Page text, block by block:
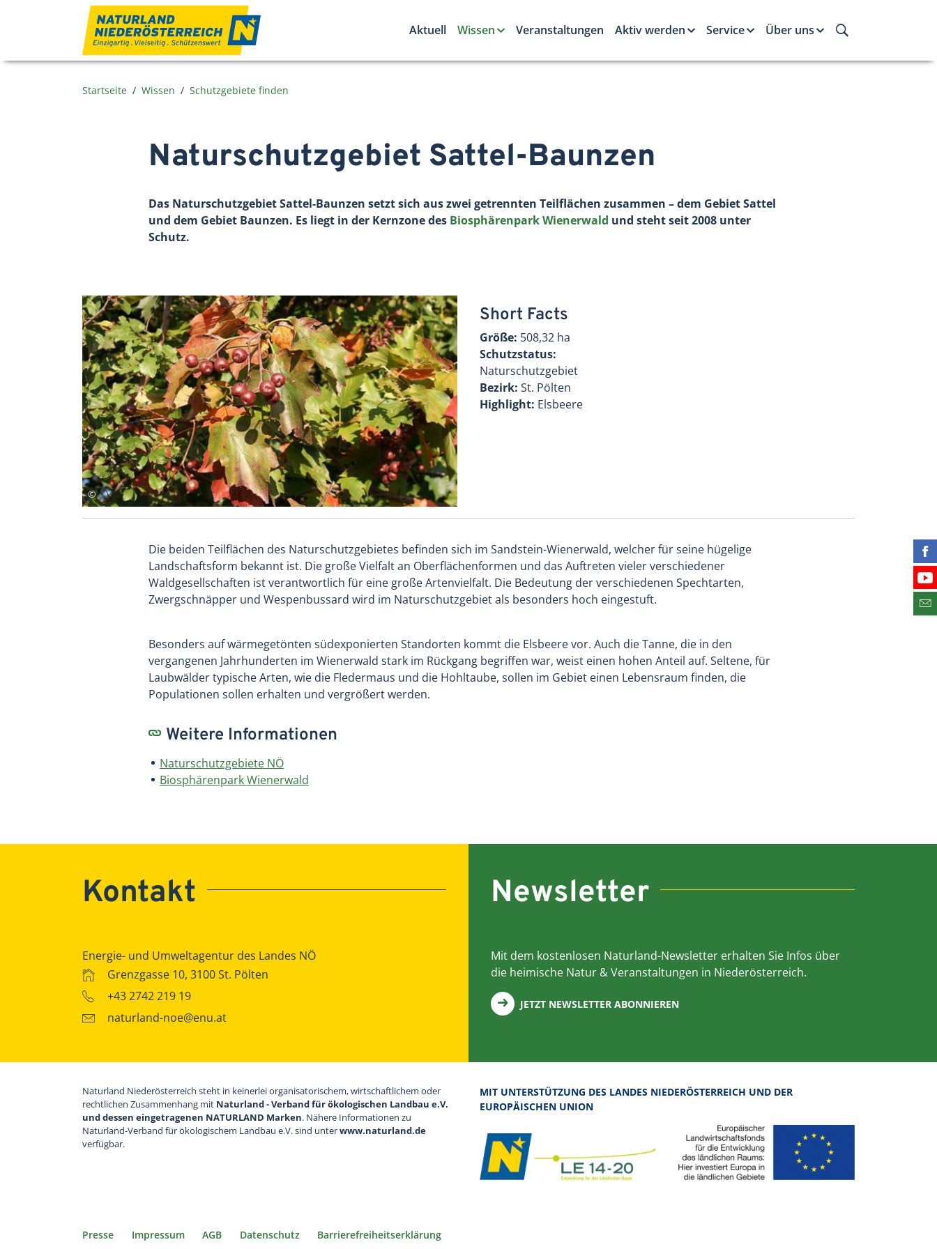
Aktuell
Wissen Veranstaltungen Aktiv werden Service Über uns
Startseite Wissen Schutzgebiete finden
Naturschutzgebiet Sattel-Baunzen
Das Naturschutzgebiet Sattel-Baunzen setzt sich aus zwei getrennten Teilflächen zusammen – dem Gebiet Sattel
und dem Gebiet Baunzen. Es liegt in der Kernzone des Biosphärenpark Wienerwald und steht seit 2008 unter
Schutz.
Short Facts
Größe: 508,32 ha
Schutzstatus:
Naturschutzgebiet
Bezirk: St. Pölten
Highlight: Elsbeere
Die beiden Teilflächen des Naturschutzgebietes befinden sich im Sandstein-Wienerwald, welcher für seine hügelige
Landschaftsform bekannt ist. Die große Vielfalt an Oberflächenformen und das Auftreten vieler verschiedener
Waldgesellschaften ist verantwortlich für eine große Artenvielfalt. Die Bedeutung der verschiedenen Spechtarten,
Zwergschnäpper und Wespenbussard wird im Naturschutzgebiet als besonders hoch eingestuft.
Besonders auf wärmegetönten südexponierten Standorten kommt die Elsbeere vor. Auch die Tanne, die in den
vergangenen Jahrhunderten im Wienerwald stark im Rückgang begriffen war, weist einen hohen Anteil auf. Seltene, für
Laubwälder typische Arten, wie die Fledermaus und die Hohltaube, sollen im Gebiet einen Lebensraum finden, die
Populationen sollen erhalten und vergrößert werden.
Weitere Informationen
Naturschutzgebiete NÖ
Biosphärenpark Wienerwald
Newsletter
Mit dem kostenlosen Naturland-Newsletter erhalten Sie Infos über
die heimische Natur & Veranstaltungen in Niederösterreich.
JETZT NEWSLETTER ABONNIEREN
Kontakt
Energie- und Umweltagentur des Landes NÖ
Grenzgasse 10, 3100 St. Pölten
+43 2742 219 19
naturland-noe@enu.at
Naturland Niederösterreich steht in keinerlei organisatorischem, wirtschaftlichem oder
rechtlichen Zusammenhang mit Naturland - Verband für ökologischen Landbau e.V.
und dessen eingetragenen NATURLAND Marken. Nähere Informationen zu
Naturland-Verband für ökologischem Landbau e.V. sind unterwww.naturland.de
verfügbar.
MIT UNTERSTÜTZUNG DES LANDES NIEDERÖSTERREICH UND DER
EUROPÄISCHEN UNION
Presse Impressum AGB Datenschutz Barrierefreiheitserklärung